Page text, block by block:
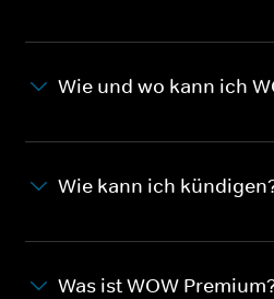
Wie und wo kann ich
Wie kann ich
Was ist WOW